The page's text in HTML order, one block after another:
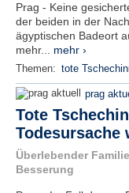
Prag - Keine
der beiden in der
ägyptischen Badeort
mehr... mehr ›
Themen: tote
prag
Tote
Todesursache
Überlebender
Besserung